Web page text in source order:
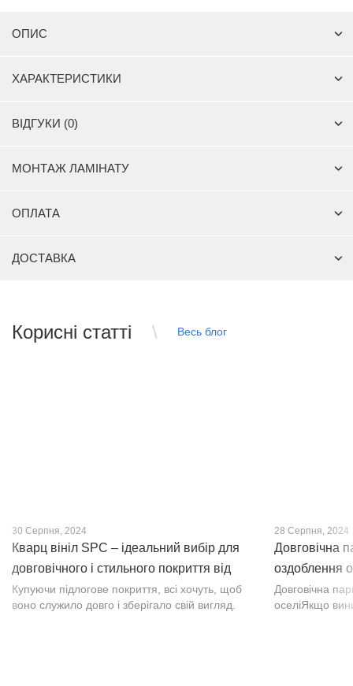
ОПИС
ХАРАКТЕРИСТИКИ
ВІДГУКИ (0)
МОНТАЖ ЛАМІНАТУ
ОПЛАТА
ДОСТАВКА
Корисні статті Весь блог
30 Серпня, 2024
Кварц вініл SPC – ідеальний вибір для
довговічного і стильного покриття від
PROFLOOR
Купуючи підлогове покриття, всі хочуть, щоб
воно служило довго і зберігало свій вигляд.
28 Серпня, 2024
Довговічна
оздоблення
Довговічна
оселіЯкщо